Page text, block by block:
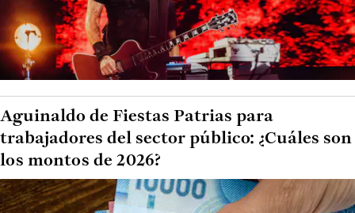
Aguinaldo de Fiestas Patrias para
trabajadores del sector público: ¿Cuáles son
los montos de 2026?